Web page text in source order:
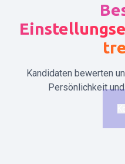
Kandidaten bewerten
Persönlichkeit